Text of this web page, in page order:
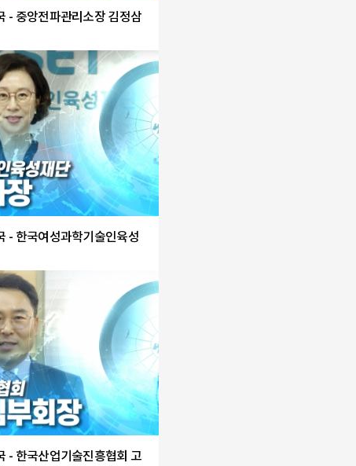
- 중앙전파관리소장 김정삼
- 한국여성과학기술인육성
- 한국산업기술진흥협회 고